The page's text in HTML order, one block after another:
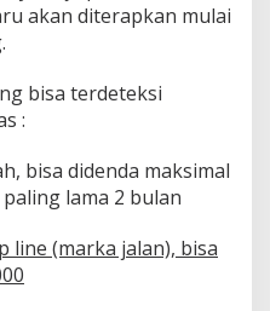
akan diterapkan mulai
bisa terdeteksi
:
bisa didenda maksimal
lama 2 bulan
line (marka jalan), bisa